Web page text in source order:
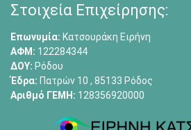
Στοιχεία Επιχείρησης:
Επωνυμία: Κατσουράκη Ειρήνη
ΑΦΜ: 122284344
ΔΟΥ: Ρόδου
Έδρα: Πατρών 10 , 85133 Ρόδος
Αριθμό ΓΕΜΗ: 128356920000